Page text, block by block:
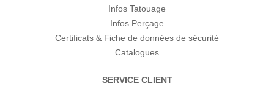
Infos Tatouage
Infos Perçage
Certificats & Fiche de données de sécurité
Catalogues
SERVICE CLIENT